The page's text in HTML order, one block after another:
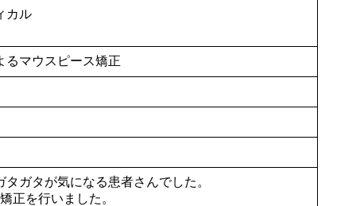
カル
るマウスピース矯正
ガタが気になる患者さんでした。
正を行いました。